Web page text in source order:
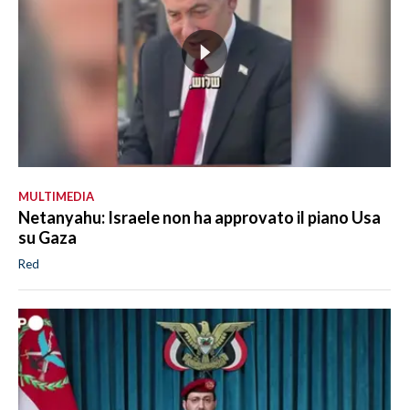
MULTIMEDIA
Netanyahu: Israele non ha approvato il piano Usa
su Gaza
Red